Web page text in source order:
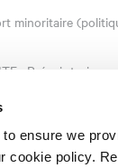
ensure we
cookie policy.
minoritaire
: Prévoir trois